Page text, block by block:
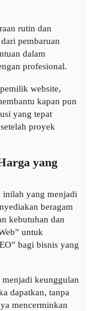
rutin dan
pembaruan
dalam
profesional.
website,
kapan pun
yang tepat
proyek
yang
inilah yang menjadi
beragam
kebutuhan dan
untuk
bagi bisnis yang
menjadi keunggulan
dapatkan, tanpa
mencerminkan